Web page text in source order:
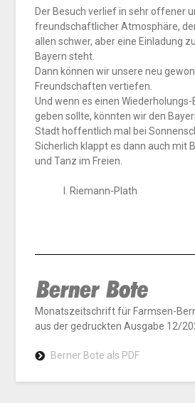
Der Besuch verlief in sehr offener
freundschaftlicher Atmosphäre,
allen schwer, aber eine Einladung
Bayern steht.
Dann können wir unsere neu
Freundschaften vertiefen.
Und wenn es einen
geben sollte, könnten wir den
Stadt hoffentlich mal bei
Sicherlich klappt es dann auch mit
und Tanz im Freien.
I. Riemann-Plath
Monatszeitschrift für Farmsen-
aus der gedruckten Ausgabe 12/
Berner Bote als PDF